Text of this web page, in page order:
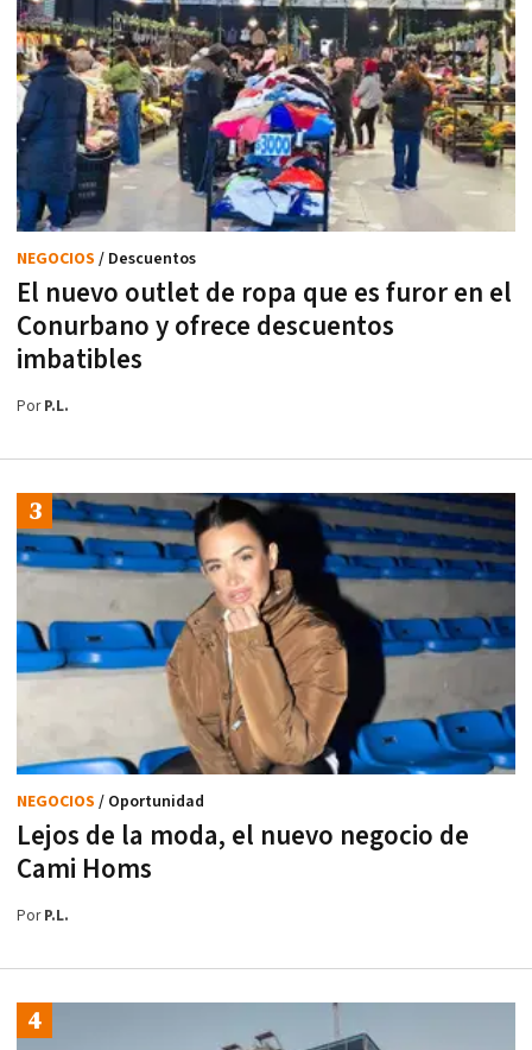
El nuevo outlet de ropa que es furor en el
Conurbano y ofrece descuentos
imbatibles
NEGOCIOS / Descuentos
PorP.L.
Lejos de la moda, el nuevo negocio de
Cami Homs
NEGOCIOS / Oportunidad
PorP.L.